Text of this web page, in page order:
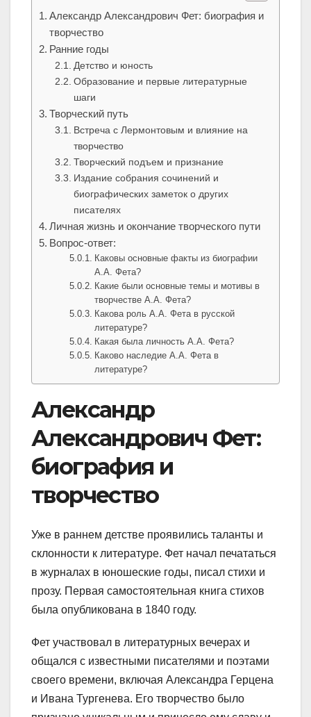
Александр Александрович Фет: биография и
творчество
Ранние годы
Детство и юность
Образование и первые литературные
шаги
Творческий путь
Встреча с Лермонтовым и влияние на
творчество
Творческий подъем и признание
Издание собрания сочинений и
биографических заметок о других
писателях
Личная жизнь и окончание творческого пути
Вопрос-ответ:
Каковы основные факты из биографии
А.А. Фета?
Какие были основные темы и мотивы в
творчестве А.А. Фета?
Какова роль А.А. Фета в русской
литературе?
Какая была личность А.А. Фета?
Каково наследие А.А. Фета в
литературе?
Александр
Александрович Фет:
биография и
творчество
Уже в раннем детстве проявились таланты и
склонности к литературе. Фет начал печататься
в журналах в юношеские годы, писал стихи и
прозу. Первая самостоятельная книга стихов
была опубликована в 1840 году.
Фет участвовал в литературных вечерах и
общался с известными писателями и поэтами
своего времени, включая Александра Герцена
и Ивана Тургенева. Его творчество было